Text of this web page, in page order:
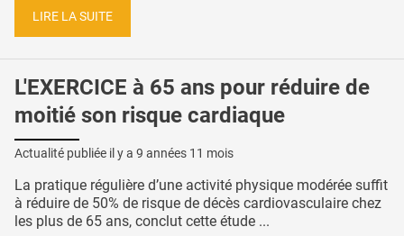
LIRE LA SUITE
L'EXERCICE à 65 ans pour réduire de
moitié son risque cardiaque
Actualité publiée il y a 9 années 11 mois
La pratique régulière d’une activité physique modérée suffit
à réduire de 50% de risque de décès cardiovasculaire chez
les plus de 65 ans, conclut cette étude ...